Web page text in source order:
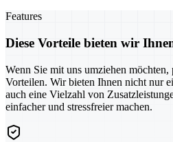
Features
Diese Vorteile bieten wir
Wenn Sie mit uns umziehen
Vorteilen. Wir bieten Ihnen nicht nur
auch eine Vielzahl von
einfacher und stressfreier machen.